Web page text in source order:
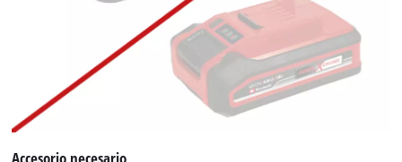
¡Necesitamos su consentimiento para